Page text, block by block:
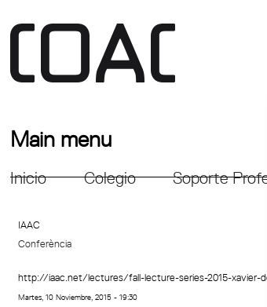
Main menu
Inicio Colegio Soporte
IAAC
Conferència
http://iaac.net/lectures/fall-lecture-series-2015-xavier-
Martes, 10 Noviembre, 2015 - 19:30